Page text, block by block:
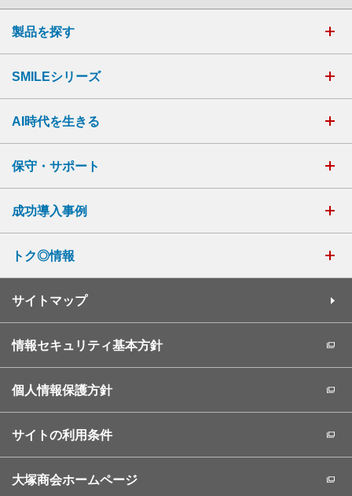
製品を探す
SMILEシリーズ
AI時代を生きる
保守・サポート
成功導入事例
トク◎情報
サイトマップ
情報セキュリティ基本方針
個人情報保護方針
サイトの利用条件
大塚商会ホームページ